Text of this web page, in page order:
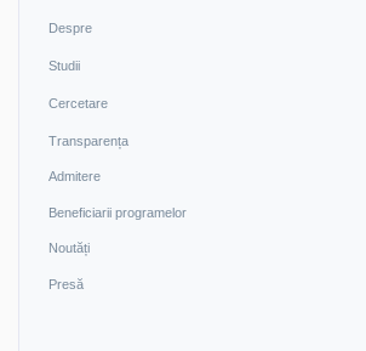
Despre
Studii
Cercetare
Transparența
Admitere
Beneficiarii programelor
Noutăți
Presă